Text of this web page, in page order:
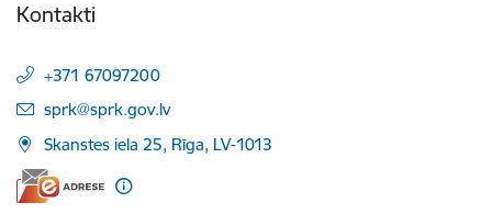
Kontakti
+371 67097200
E-pasts:
sprk@sprk.gov.lv
Skanstes iela 25, Rīga, LV-1013